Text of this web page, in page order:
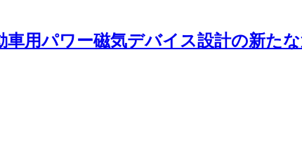
用パワー磁気デバイス設計の新た